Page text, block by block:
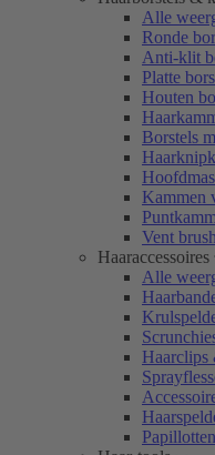
Alle
Ronde
Anti-klit
Platte
Houten
Borstels
Kammen
Vent
Haaraccessoires
Alle
Haarclips
Papillotten